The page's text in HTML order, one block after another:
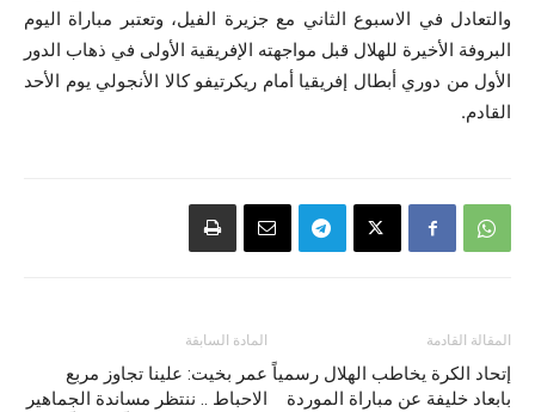
والتعادل في الاسبوع الثاني مع جزيرة الفيل، وتعتبر مباراة اليوم
البروفة الأخيرة للهلال قبل مواجهته الإفريقية الأولى في ذهاب الدور
الأول من دوري أبطال إفريقيا أمام ريكرتيفو كالا الأنجولي يوم الأحد
القادم.
المادة السابقة
عمر بخيت: علينا تجاوز مربع
الاحباط .. ننتظر مساندة الجماهير
المقالة القادمة
إتحاد الكرة يخاطب الهلال رسمياً
بابعاد خليفة عن مباراة الموردة